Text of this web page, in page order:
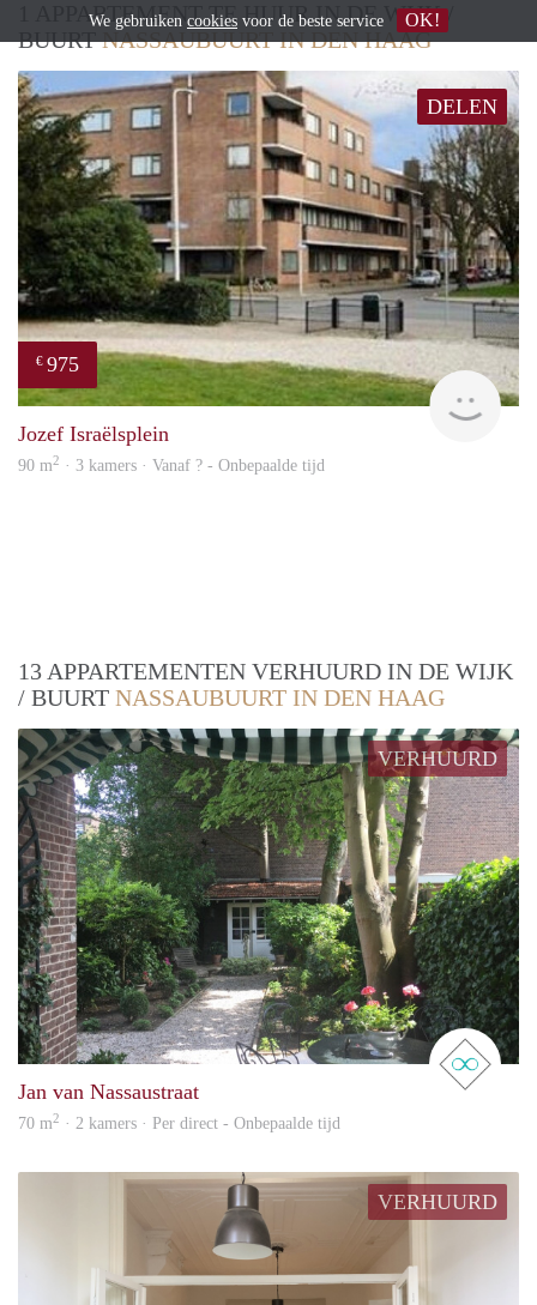
1 APPARTEMENT TE HUUR IN DE WIJK /
BUURTNASSAUBUURT IN DEN HAAG
DELEN
€ 975
Jozef Israëlsplein
90 m2 · 3 kamers · Vanaf ? - Onbepaalde tijd
13 APPARTEMENTEN VERHUURD IN DE WIJK
/ BUURT NASSAUBUURT IN DEN HAAG
VERHUURD
real
Jan van Nassaustraat
70 m2 · 2 kamers · Per direct - Onbepaalde tijd
VERHUURD
We gebruiken cookies voor de beste service OK!